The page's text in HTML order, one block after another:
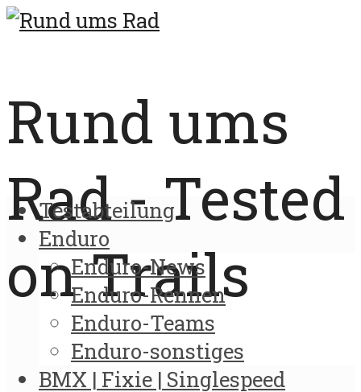
Rund ums
Rad - Tested
on Trails
Testabteilung
Enduro
Enduro-News
Enduro-Rennen
Enduro-Teams
Enduro-sonstiges
BMX | Fixie | Singlespeed